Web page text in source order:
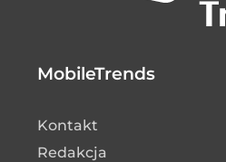
MobileTrends
Kontakt
Redakcja